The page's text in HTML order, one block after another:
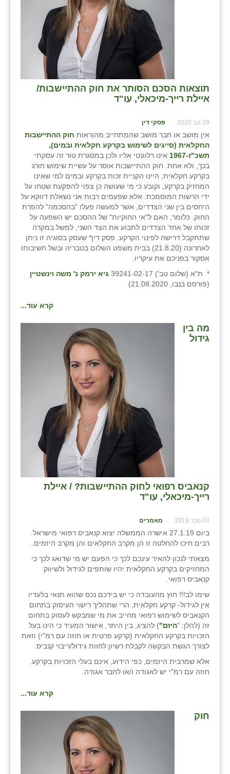
תוצאות הסכם הסותר את חוק ההתיישבות/
איילת רייך-מיכאלי, עו"ד
29 נוב 2020 פסקי דין
אין מושב או חבר מושב שהמתחייב מהוראות חוק ההתיישבות
החקלאית (סייגים לשימוש בקרקע חקלאית ובמים),
תשכ"ז-1967
אינו רלוונטי אליו ולכן במסגרת טור זה עסקתי
בכך, ולא אחת. חוק ההתיישבות אוסר על עשיית שימוש חורג
בקרקע חקלאית, היינו הקניית זכות בקרקע ובמים למי שאינו
המחזיק בקרקע, וקובע כי מי שעושה כן צפוי להפקעת שטחו על
ידי הרשות המוסמכת. אלא שפעמים רבות אני נשאלת דווקא על
היחסים בין שני הצדדים, אשר למעשה פעלו "בהסכמה" להפרת
החוק. כלומר, האם ל"אי החוקיות" של ההסכם יש השפעה על
זכותו של אחד הצדדים לתבוע את הצד השני, למשל במקרה
שתתקבל דרישה לפינוי הקרקע. פסק דין* שעסק בסוגיה זו ניתן
לאחרונה (21.8.20) בבית משפט השלום בטבריה ובשל חשיבותו
אסקור בפניכם את עיקריו.
* ת"א (שלום טב') 39241-02-17
גיא ירמק נ' משה וינשטיין
(פורסם בנבו, 21.08.2020)
קרא עוד...
מה בין
גידול
קנאביס רפואי לחוק ההתיישבות? / איילת
רייך-מיכאלי, עו"ד
03 פבר 2019 מאמרים
ביום 27.1.19 אישרה הממשלה יצוא קנאביס רפואי מישראל.
רבים חיכו להחלטה זו הן מקרב החקלאים והן מקרב היזמים.
מצאתי לנכון להאיר עינכם לכך כי הפעם יש מי שדואג לכך כי
המחזיקים בקרקע החקלאית יהיו שותפים לגידול ולשיווק
קנאביס רפואי.
שימו לב!!! חוץ מהעובדה כי יש בידכם נכס שהוא תנאי בלעדיו
אין לגידול- קרקע חקלאית, הרי שתהליך רישוי העיסוק בתחום
הקנאביס לשימוש רפואי מחייב את מי שמבקש לעסוק בתחום
זה (להלן: "היזם") להציג, בין היתר, אישור המעיד כי הינו בעל
הזכויות בקרקע החקלאית (קרקע פרטית או חוזה עם רמ"י) וזאת
לצורך הגשת הבקשה לקבלת רשיון לחוות גידול/ריבוי קנביס.
אלא שמרבית היזמים, כפי הידוע, אינם בעלי הזכויות בקרקע.
חוזה עם רמ"י יש לאגודה ו/או לחבר אגודה.
קרא עוד...
חוק
כפר הרי״ף
כפר מרדכי
כפר סבא (אגרא)
כפר שמריהו
מגשימים
מישר
מכורה
מנחמיה
נהריה (אג״ש)
רימונים
רמות השבים
רמת הדר
שבי ציון
שדה ורבורג
שדה צבי
שדמה
שכניה
תלמי יוסף